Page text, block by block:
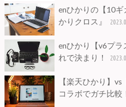
enひかりの【10
かりクロス』
enひかり【v6プラ
れで決まり！
【楽天ひかり】
コラボでガチ比較